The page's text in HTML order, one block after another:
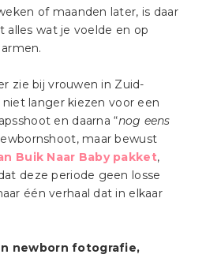
of maanden later, is daar
alles wat je voelde en op
zie bij vrouwen in Zuid-
langer kiezen voor een
en daarna “nog eens
maar bewust
Buik Naar Baby pakket,
deze periode geen losse
één verhaal dat in elkaar
newborn fotografie,